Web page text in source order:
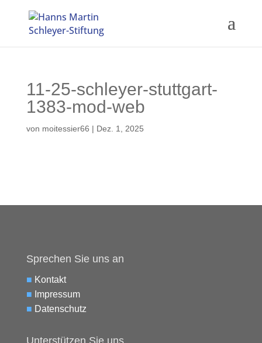
11-25-schleyer-stuttgart-
1383-mod-web
von moitessier66 | Dez. 1, 2025
Sprechen Sie uns an
■ Kontakt
■ Impressum
■ Datenschutz
Unterstützen Sie uns